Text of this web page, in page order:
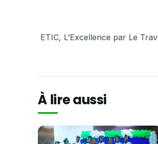
ETIC, L’Excellence par Le
À lire aussi